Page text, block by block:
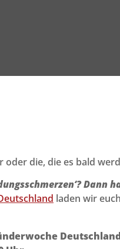
die, die es bald
Dann
laden wir